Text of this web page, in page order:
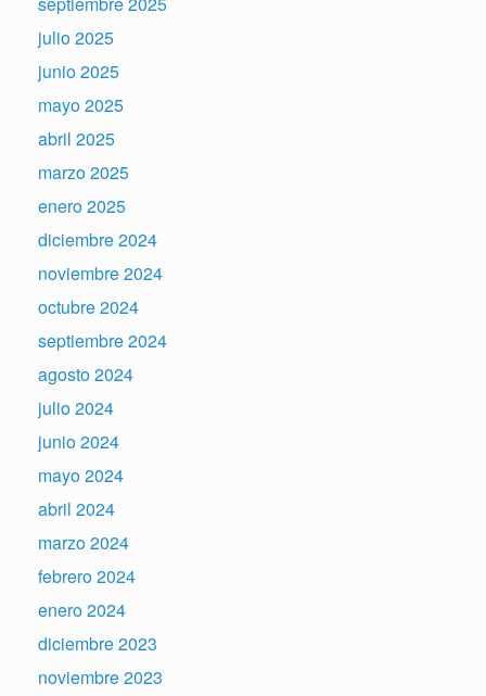
julio 2025
junio 2025
mayo 2025
abril 2025
marzo 2025
enero 2025
diciembre 2024
noviembre 2024
octubre 2024
septiembre 2024
agosto 2024
julio 2024
junio 2024
mayo 2024
abril 2024
marzo 2024
febrero 2024
enero 2024
diciembre 2023
noviembre 2023